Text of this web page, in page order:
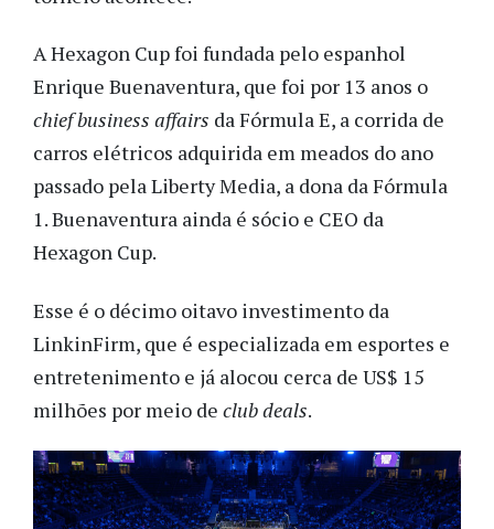
A Hexagon Cup foi fundada pelo espanhol
Enrique Buenaventura, que foi por 13 anos o
chief business affairs da Fórmula E, a corrida de
carros elétricos adquirida em meados do ano
passado pela Liberty Media, a dona da Fórmula
1. Buenaventura ainda é sócio e CEO da
Hexagon Cup.
Esse é o décimo oitavo investimento da
LinkinFirm, que é especializada em esportes e
entretenimento e já alocou cerca de US$ 15
milhões por meio de club deals.